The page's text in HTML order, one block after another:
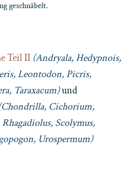
geschnäbelt.
Teil II (Andryala, Hedypnois,
Leontodon, Picris,
Taraxacum)und
Cichorium,
Scolymus,
Urospermum)